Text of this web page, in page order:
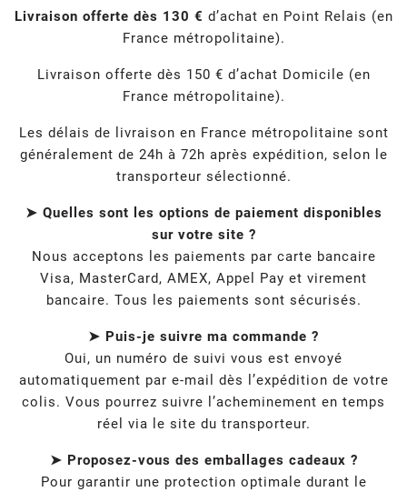
Livraison offerte dès 130 € d’achat en Point Relais (en
France métropolitaine).
Livraison offerte dès 150 € d’achat Domicile (en
France métropolitaine).
Les délais de livraison en France métropolitaine sont
généralement de 24h à 72h après expédition, selon le
transporteur sélectionné.
➤ Quelles sont les options de paiement disponibles
sur votre site ?
Nous acceptons les paiements par carte bancaire
Visa, MasterCard, AMEX, Appel Pay et virement
bancaire. Tous les paiements sont sécurisés.
➤ Puis-je suivre ma commande ?
Oui, un numéro de suivi vous est envoyé
automatiquement par e-mail dès l’expédition de votre
colis. Vous pourrez suivre l’acheminement en temps
réel via le site du transporteur.
➤ Proposez-vous des emballages cadeaux ?
Pour garantir une protection optimale durant le